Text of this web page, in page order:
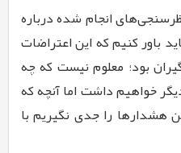
انجام شده درباره
باور کنیم که این اعتراضات
بود؛ معلوم نیست که چه
خواهیم داشت اما آنچه که
هشدارها را جدی نگیریم با